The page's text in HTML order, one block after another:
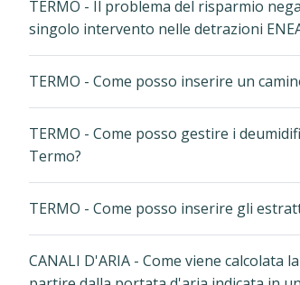
TERMO - Il problema del risparmio
singolo intervento nelle detrazioni
TERMO - Come posso inserire un
TERMO - Come posso gestire i
Termo?
TERMO - Come posso inserire gli
CANALI D'ARIA - Come viene calcolata